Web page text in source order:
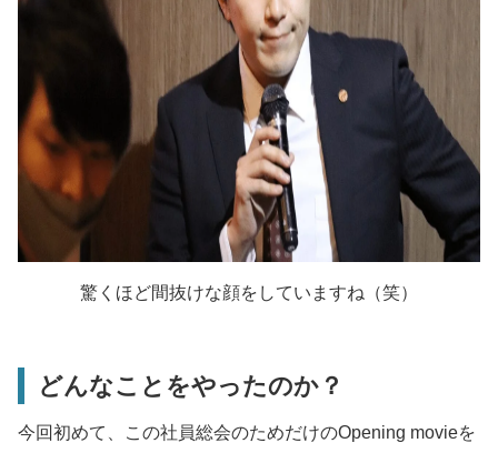
驚くほど間抜けな顔をしていますね（笑）
どんなことをやったのか？
今回初めて、この社員総会のためだけのOpening movieを